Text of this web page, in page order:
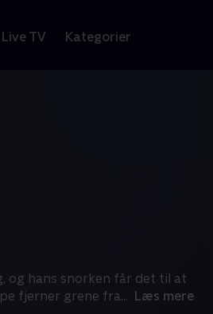
Live TV Kategorier
og hans snorken får det til at
fjerner grene fra... Læs mere